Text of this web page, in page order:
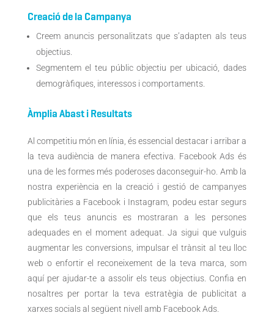
Creació de la Campanya
Creem anuncis personalitzats que s’adapten als teus
objectius.
Segmentem el teu públic objectiu per ubicació, dades
demogràfiques, interessos i comportaments.
Àmplia Abast i Resultats
Al competitiu món en línia, és essencial destacar i arribar a
la teva audiència de manera efectiva. Facebook Ads és
una de les formes més poderoses daconseguir-ho. Amb la
nostra experiència en la creació i gestió de campanyes
publicitàries a Facebook i Instagram, podeu estar segurs
que els teus anuncis es mostraran a les persones
adequades en el moment adequat. Ja sigui que vulguis
augmentar les conversions, impulsar el trànsit al teu lloc
web o enfortir el reconeixement de la teva marca, som
aquí per ajudar-te a assolir els teus objectius. Confia en
nosaltres per portar la teva estratègia de publicitat a
xarxes socials al següent nivell amb Facebook Ads.